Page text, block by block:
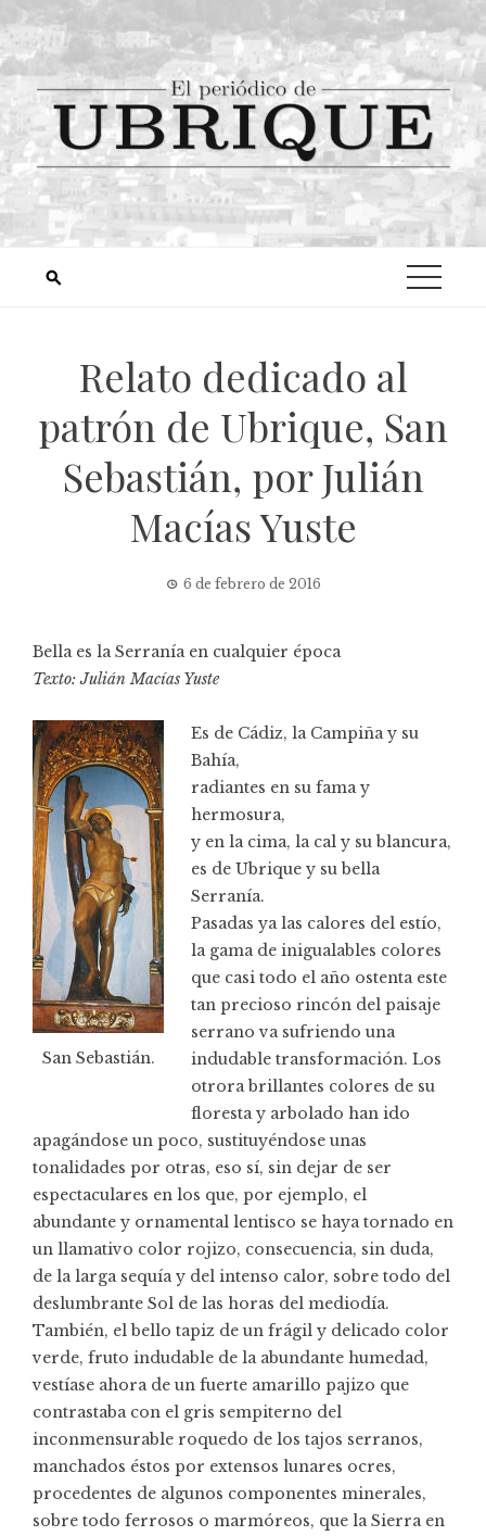
Relato dedicado al
patrón de Ubrique, San
Sebastián, por Julián
Macías Yuste
6 de febrero de 2016
Bella es la Serranía en cualquier época
Texto: Julián Macías Yuste
San Sebastián.
Es de Cádiz, la Campiña y su
Bahía,
radiantes en su fama y
hermosura,
y en la cima, la cal y su blancura,
es de Ubrique y su bella
Serranía.
Pasadas ya las calores del estío,
la gama de inigualables colores
que casi todo el año ostenta este
tan precioso rincón del paisaje
serrano va sufriendo una
indudable transformación. Los
otrora brillantes colores de su
floresta y arbolado han ido
apagándose un poco, sustituyéndose unas
tonalidades por otras, eso sí, sin dejar de ser
espectaculares en los que, por ejemplo, el
abundante y ornamental lentisco se haya tornado en
un llamativo color rojizo, consecuencia, sin duda,
de la larga sequía y del intenso calor, sobre todo del
deslumbrante Sol de las horas del mediodía.
También, el bello tapiz de un frágil y delicado color
verde, fruto indudable de la abundante humedad,
vestíase ahora de un fuerte amarillo pajizo que
contrastaba con el gris sempiterno del
inconmensurable roquedo de los tajos serranos,
manchados éstos por extensos lunares ocres,
procedentes de algunos componentes minerales,
sobre todo ferrosos o marmóreos, que la Sierra en